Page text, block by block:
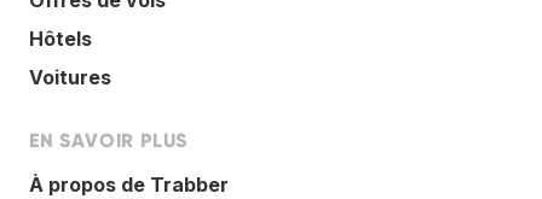
Hôtels
Voitures
EN SAVOIR PLUS
À propos de Trabber